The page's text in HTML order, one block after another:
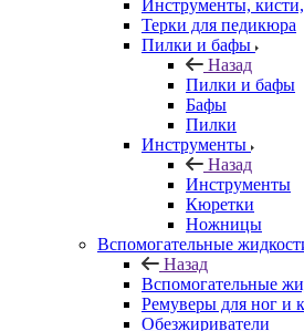
Инструменты,
Терки для педикюра
Пилки и бафы
Назад
Пилки и бафы
Бафы
Пилки
Инструменты
Назад
Инструменты
Кюретки
Ножницы
Вспомогательные
Назад
Вспомогательные
Ремуверы для ног и
Обезжириватели